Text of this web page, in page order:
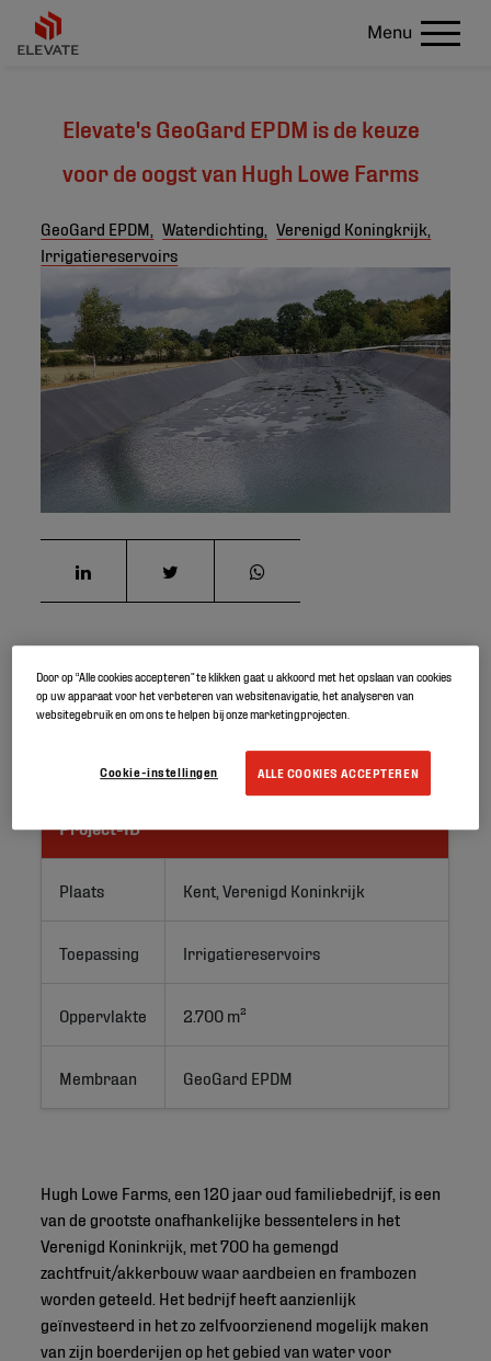
Menu
Elevate's GeoGard EPDM is de keuze
voor de oogst van Hugh Lowe Farms
GeoGard EPDM, Waterdichting,
Verenigd Koningkrijk,
Irrigatiereservoirs
is gebruikt voor het opknappen van een 2700 m2 groot
irrigatiebassin voor zachtfruitteler Hugh Lowe Farms in
Project-ID
Plaats Kent, Verenigd Koninkrijk
Toepassing Irrigatiereservoirs
Oppervlakte 2.700 m²
Membraan GeoGard EPDM
Hugh Lowe Farms, een 120 jaar oud familiebedrijf, is een
van de grootste onafhankelijke bessentelers in het
Verenigd Koninkrijk, met 700 ha gemengd
zachtfruit/akkerbouw waar aardbeien en frambozen
worden geteeld. Het bedrijf heeft aanzienlijk
geïnvesteerd in het zo zelfvoorzienend mogelijk maken
van zijn boerderijen op het gebied van water voor
Door op “Alle cookies accepteren” te klikken gaat u akkoord met het opslaan van cookies
op uw apparaat voor het verbeteren van websitenavigatie, het analyseren van
websitegebruik en om ons te helpen bij onze marketingprojecten.
ALLE COOKIES ACCEPTEREN
Cookie-instellingen